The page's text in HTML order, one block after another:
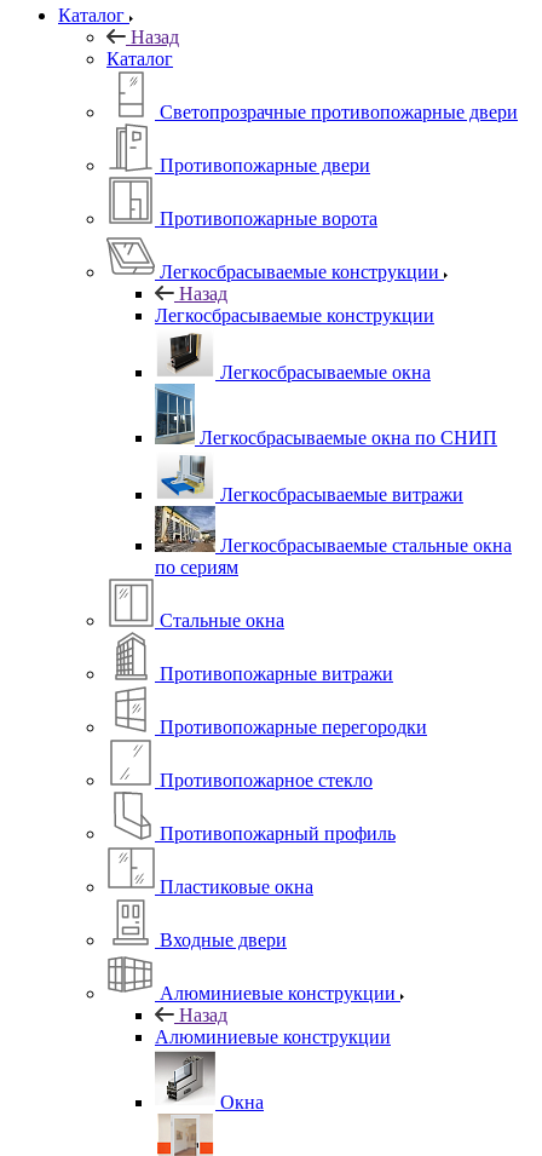
Каталог
Назад
Каталог
Светопрозрачные противопожарные двери
Противопожарные двери
Противопожарные ворота
Легкосбрасываемые конструкции
Назад
Легкосбрасываемые конструкции
Легкосбрасываемые окна
Легкосбрасываемые окна по СНИП
Легкосбрасываемые витражи
Легкосбрасываемые стальные окна
по сериям
Стальные окна
Противопожарные витражи
Противопожарные перегородки
Противопожарное стекло
Противопожарный профиль
Пластиковые окна
Входные двери
Алюминиевые конструкции
Назад
Алюминиевые конструкции
Окна